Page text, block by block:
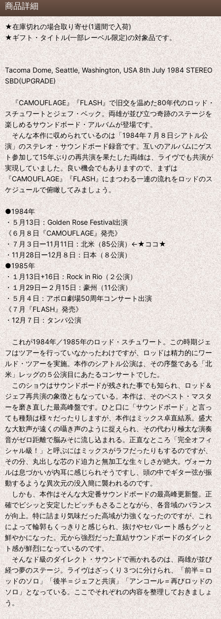
商品詳細
★在庫切れの場合取り寄せ(1週間で入荷)
★ギフト・タイトル(一部レーベル限定)の対象品です。
Tacoma Dome, Seattle, Washington, USA 8th July 1984 STEREO
SBD(UPGRADE)
『CAMOUFLAGE』『FLASH』で旧交を温めた80年代のロッド・
スチュワートとジェフ・ベック。両雄が並び立つ奇跡のステージを
楽しめるサウンドボード・アルバムが登場です。
そんな本作に収められているのは「1984年７月８日シアトル公
演」のステレオ・サウンドボード録音です。互いのアルバムにゲス
ト参加して15年ぶりの再共演を果たした両雄は、ライヴでも共演が
実現していました。良い機会でもありますので、まずは
『CAMOUFLAGE』『FLASH』にまつわる一連の流れをロッドのス
ケジュールで俯瞰してみましょう。
●1984年
・５月13日：Golden Rose Festival出演
《６月８日『CAMOUFLAGE』発売》
・７月３日ー11月11日：北米（85公演）←★ココ★
・11月28日ー12月８日：日本（８公演）
●1985年
・１月13日+16日：Rock in Rio（２公演）
・１月29日ー２月15日：豪州（11公演）
・５月４日：アポロ劇場50周年コンサート出演
《７月『FLASH』発売》
・12月７日：タンパ公演
これが1984年／1985年のロッド・スチュワート。この時期ジェ
フはツアーを行っていなかったわけですが、ロッドは精力的にワー
ルド・ツアーを実施。本作のシアトル公演は、その序盤である「北
米」レッグの５公演目にあたるコンサートでした。
このショウはサウンドボードが残された事でも知られ、ロッド＆
ジェフ再共演の象徴ともなっている。本作は、そのベスト・マスタ
ーを磨き直した最高峰盤です。ひと口に「サウンドボード」と言っ
ても種類は様々だったりしますが、本作はミックス卓直結系。盛大
な大歓声が遠くの囁き声のように捉えられ、その代わり極太な演奏
音がゼロ距離で脳みそに流し込まれる。正直なところ「完全オフィ
シャル級！」と呼ぶにはミックスがラフだったりもするのですが、
その分、丸出しな芯のド迫力と無加工な生々しさが絶大。ヴォーカ
ルは息づかいが内耳に感じられそうですし、頭の中でギター弦が振
動するような異次元の没入簡に襲われるのです。
しかも、本作はそんな大定番サウンドボードの最高峰更新盤。正
確でビシッと安定したピッチもさることながら、各音域のバランス
が向上。特に詰まり気味だった高域が力強くなったのですが、これ
によって輪郭もくっきりと感じられ、抜けやセパレート感もグッと
鮮やかになった。元から強烈だった直結サウンドボードのダイレク
ト感が鮮烈になっているのです。
そんなド級のダイレクト・サウンドで画かれるのは、両雄が並び
経つ夢のステージ。ライヴはざっくり３つに分けられ、「前半＝ロ
ッドのソロ」「後半＝ジェフと共演」「アンコール＝再びロッドの
ソロ」となっている。ここでそれぞれの内容を整理しておきましょ
う。